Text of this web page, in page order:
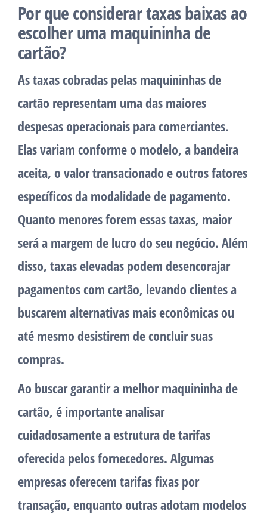
Por que considerar taxas baixas ao
escolher uma maquininha de
cartão?
As taxas cobradas pelas maquininhas de
cartão representam uma das maiores
despesas operacionais para comerciantes.
Elas variam conforme o modelo, a bandeira
aceita, o valor transacionado e outros fatores
específicos da modalidade de pagamento.
Quanto menores forem essas taxas, maior
será a margem de lucro do seu negócio. Além
disso, taxas elevadas podem desencorajar
pagamentos com cartão, levando clientes a
buscarem alternativas mais econômicas ou
até mesmo desistirem de concluir suas
compras.
Ao buscar garantir a melhor maquininha de
cartão, é importante analisar
cuidadosamente a estrutura de tarifas
oferecida pelos fornecedores. Algumas
empresas oferecem tarifas fixas por
transação, enquanto outras adotam modelos